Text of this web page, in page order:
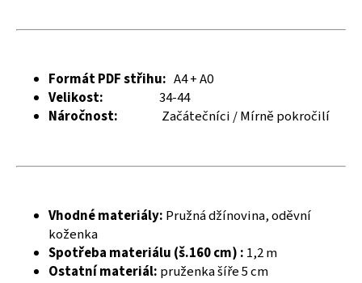
Formát PDF střihu: A4 + A0
Velikost: 34-44
Náročnost: Začátečníci / Mírně pokročilí
Vhodné materiály: Pružná džínovina, oděvní
koženka
Spotřeba materiálu (š.160 cm) : 1,2 m
Ostatní materiál: pruženka šíře 5 cm